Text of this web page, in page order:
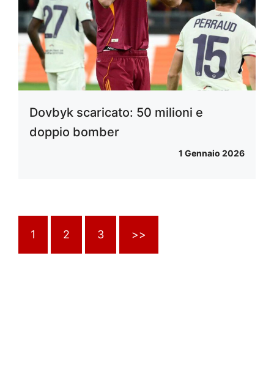
Dovbyk scaricato: 50 milioni e
doppio bomber
1 Gennaio 2026
1 2 3 >>